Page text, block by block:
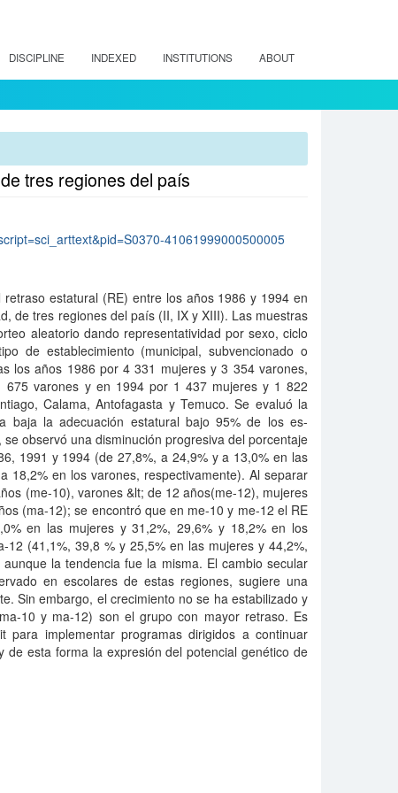
DISCIPLINE INDEXED INSTITUTIONS ABOUT
tres regiones del país
41061999000500005
estatural (RE) entre los años 1986 y 1994 en
de tres regiones del país (II, IX y XIII). Las muestras
aleatorio dando representatividad por sexo, ciclo
de establecimiento (municipal, subvencionado o
los años 1986 por 4 331 mujeres y 3 354 varones,
varones y en 1994 por 1 437 mujeres y 1 822
Calama, Antofagasta y Temuco. Se evaluó la
baja la adecuación estatural bajo 95% de los es-
observó una disminución progresiva del porcentaje
1991 y 1994 (de 27,8%, a 24,9% y a 13,0% en las
18,2% en los varones, respectivamente). Al separar
(me-10), varones &lt; de 12 años(me-12), mujeres
(ma-12); se encontró que en me-10 y me-12 el RE
en las mujeres y 31,2%, 29,6% y 18,2% en los
(41,1%, 39,8 % y 25,5% en las mujeres y 44,2%,
la tendencia fue la misma. El cambio secular
en escolares de estas regiones, sugiere una
Sin embargo, el crecimiento no se ha estabilizado y
10 y ma-12) son el grupo con mayor retraso. Es
para implementar programas dirigidos a continuar
de esta forma la expresión del potencial genético de